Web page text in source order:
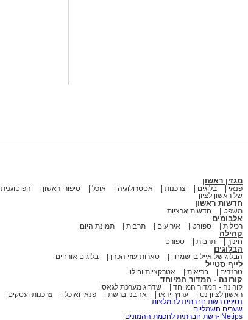
מגזין ראשון
פנאי בלוגים צרכנות אסטרולוגיה אוכל סיפורי ראשון
הפוטוגנית
של ראשון לציון
חדשות ראשון
משפט חדשות ארציות
אלבומים
רכילות ספורט אירועים תרבות תמונת היום
קהילה
חינוך תרבות ספורט
הבלוגים
הבלוג של אייל בן שמחון טארות עוזי הכהן בלוגים אורחים
לייף סטייל
טרנדים בריאות אטרקציות ובילוי
קורונה - המדור המיוחד
קורונה - המדור המיוחד
שדרוג מערכת לגאסי
ראשון לציון נט
ערוץ וידאו אהבנו ברשת פנאי ואוכל
צרכנות ועסקים
נטיפס רשת חברתית להמלצות
שערים חשמליים
Netips -רשת חברתית לחכמת ההמונים